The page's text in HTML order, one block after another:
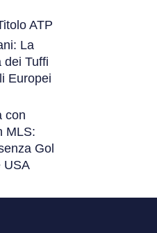
ATP
La
dei Tuffi
Europei
con
MLS:
Gol
USA